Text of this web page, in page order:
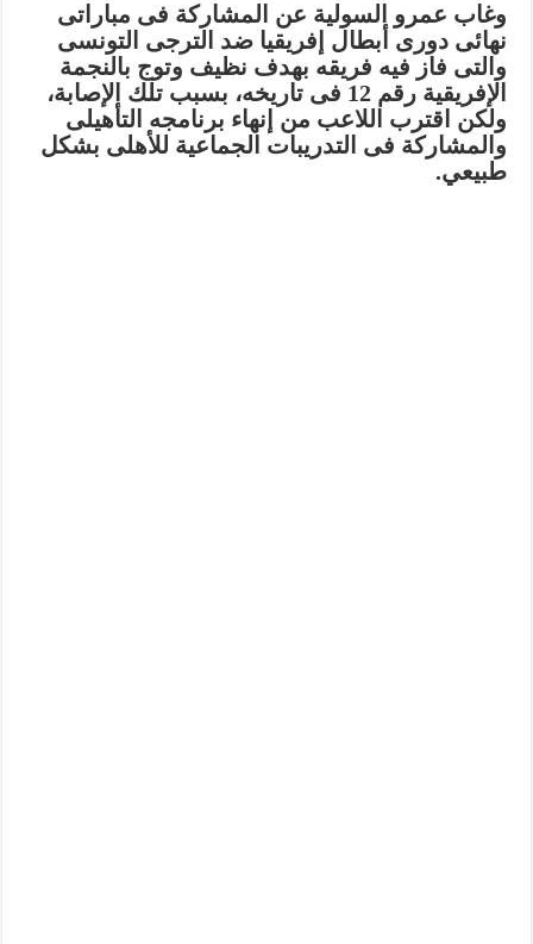
وغاب عمرو السولية عن المشاركة فى مباراتى
نهائى دورى أبطال إفريقيا ضد الترجى التونسى
والتى فاز فيه فريقه بهدف نظيف وتوج بالنجمة
الإفريقية رقم 12 فى تاريخه، بسبب تلك الإصابة،
ولكن اقترب اللاعب من إنهاء برنامجه التأهيلى
والمشاركة فى التدريبات الجماعية للأهلى بشكل
طبيعي.